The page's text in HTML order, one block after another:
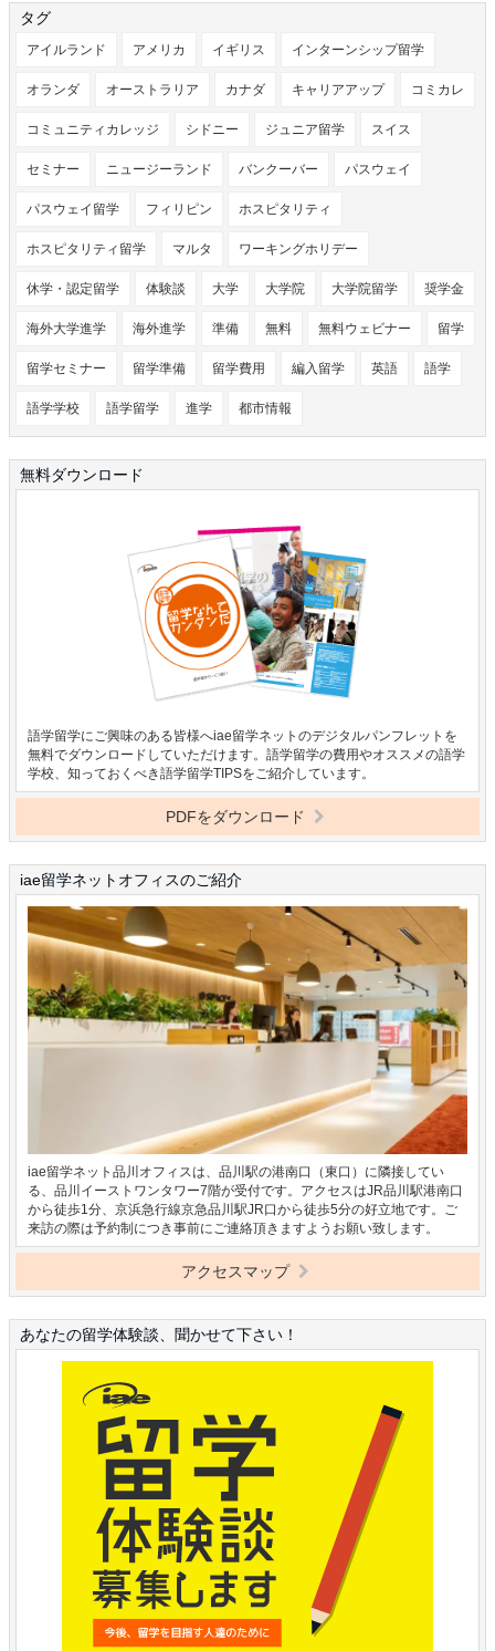
タグ
アイルランド アメリカ イギリス インターンシップ留学
オランダ オーストラリア カナダ キャリアアップ コミカレ
コミュニティカレッジ シドニー ジュニア留学 スイス
セミナー ニュージーランド バンクーバー パスウェイ
パスウェイ留学 フィリピン ホスピタリティ
ホスピタリティ留学 マルタ ワーキングホリデー
休学・認定留学 体験談 大学 大学院 大学院留学 奨学金
海外大学進学 海外進学 準備 無料 無料ウェビナー 留学
留学セミナー 留学準備 留学費用 編入留学 英語 語学
語学学校 語学留学 進学 都市情報
無料ダウンロード
語学留学にご興味のある皆様へiae留学ネットのデジタルパンフレットを
無料でダウンロードしていただけます。語学留学の費用やオススメの語学
学校、知っておくべき語学留学TIPSをご紹介しています。
PDFをダウンロード
iae留学ネットオフィスのご紹介
iae留学ネット品川オフィスは、品川駅の港南口（東口）に隣接してい
る、品川イーストワンタワー7階が受付です。アクセスはJR品川駅港南口
から徒歩1分、京浜急行線京急品川駅JR口から徒歩5分の好立地です。ご
来訪の際は予約制につき事前にご連絡頂きますようお願い致します。
アクセスマップ
あなたの留学体験談、聞かせて下さい！